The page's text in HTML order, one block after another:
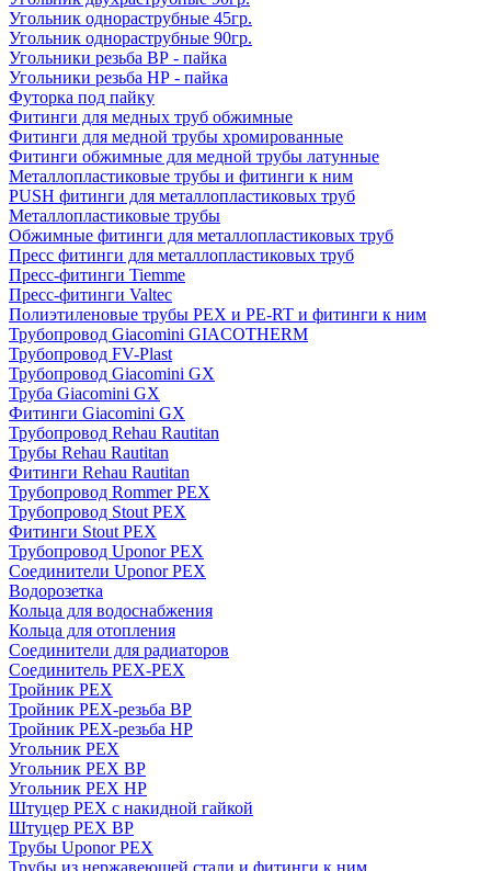
Угольник однораструбные 45гр.
Угольник однораструбные 90гр.
Угольники резьба ВР - пайка
Угольники резьба НР - пайка
Футорка под пайку
Фитинги для медных труб обжимные
Фитинги для медной трубы хромированные
Фитинги обжимные для медной трубы латунные
Металлопластиковые трубы и фитинги к ним
PUSH фитинги для металлопластиковых труб
Металлопластиковые трубы
Обжимные фитинги для металлопластиковых труб
Пресс фитинги для металлопластиковых труб
Пресс-фитинги Tiemme
Пресс-фитинги Valtec
Полиэтиленовые трубы PEX и PE-RT и фитинги к ним
Трубопровод Giacomini GIACOTHERM
Трубопровод FV-Plast
Трубопровод Giacomini GX
Труба Giacomini GX
Фитинги Giacomini GX
Трубопровод Rehau Rautitan
Трубы Rehau Rautitan
Фитинги Rehau Rautitan
Трубопровод Rommer PEX
Трубопровод Stout PEX
Фитинги Stout PEX
Трубопровод Uponor PEX
Соединители Uponor PEX
Водорозетка
Кольца для водоснабжения
Кольца для отопления
Соединители для радиаторов
Соединитель PEX-PEX
Тройник PEX
Тройник PEX-резьба ВР
Тройник PEX-резьба НР
Угольник PEX
Угольник PEX ВР
Угольник PEX НР
Штуцер PEX c накидной гайкой
Штуцер PEX ВР
Трубы Uponor PEX
Трубы из нержавеющей стали и фитинги к ним